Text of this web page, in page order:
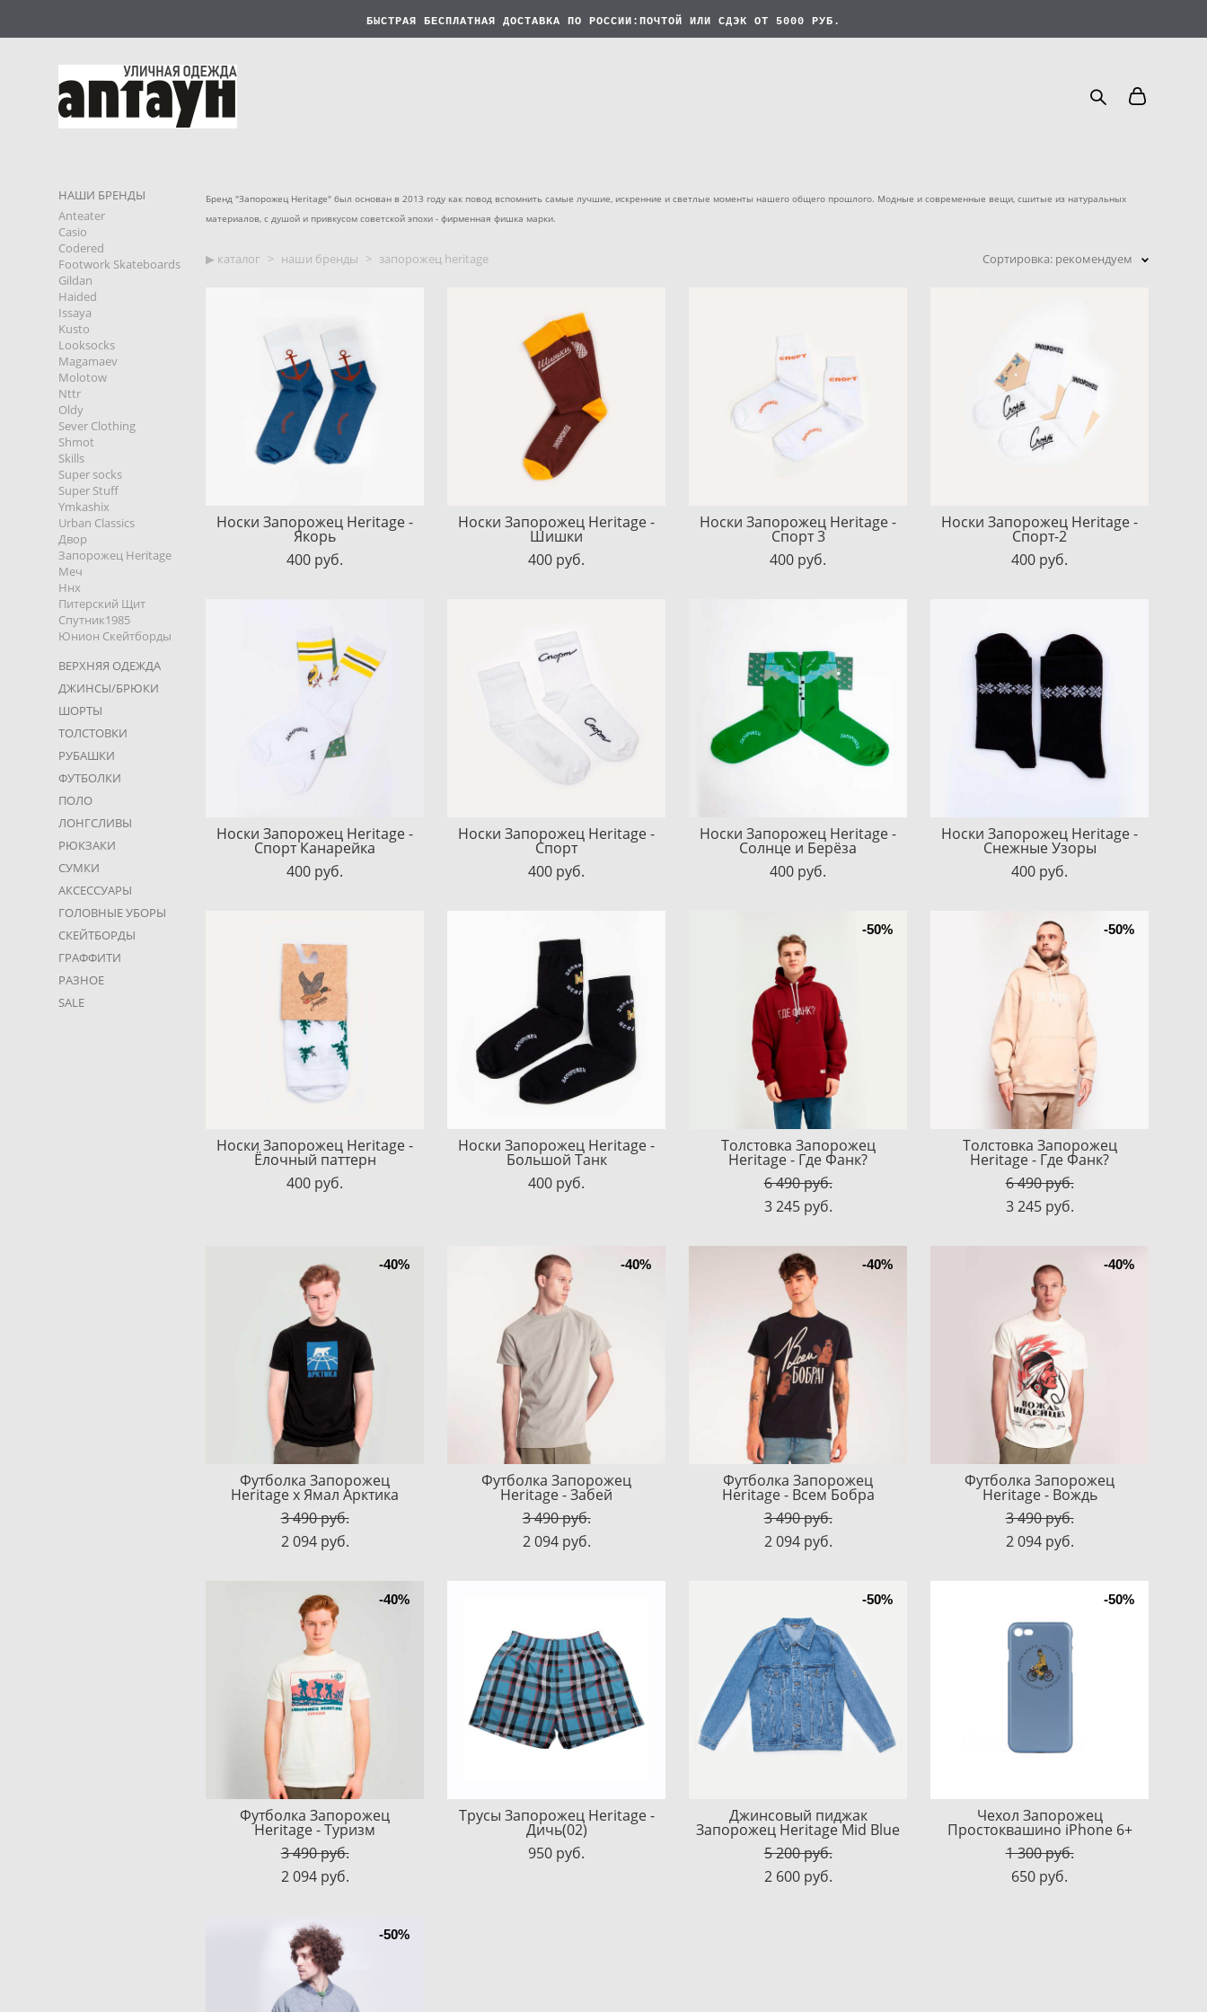
БЫСТРАЯ БЕСПЛАТНАЯ ДОСТАВКА ПО РОССИИ:ПОЧТОЙ ИЛИ СДЭК ОТ 5000 РУБ.
НАШИ БРЕНДЫ
Anteater
Casio
Codered
Footwork Skateboards
Gildan
Haided
Issaya
Kusto
Looksocks
Magamaev
Molotow
Nttr
Oldy
Sever Clothing
Shmot
Skills
Super socks
Super Stuff
Ymkashix
Urban Classics
Двор
Запорожец Heritage
Меч
Ннх
Питерский Щит
Спутник1985
Юнион Скейтборды
ВЕРХНЯЯ ОДЕЖДА
ДЖИНСЫ/БРЮКИ
ШОРТЫ
ТОЛСТОВКИ
РУБАШКИ
ФУТБОЛКИ
ПОЛО
ЛОНГСЛИВЫ
РЮКЗАКИ
СУМКИ
АКСЕССУАРЫ
ГОЛОВНЫЕ УБОРЫ
СКЕЙТБОРДЫ
ГРАФФИТИ
РАЗНОЕ
SALE
Бренд "Запорожец Heritage" был основан в 2013 году как повод вспомнить самые лучшие, искренние и светлые моменты нашего общего прошлого. Модные и современные вещи, сшитые из натуральных
материалов, с душой и привкусом советской эпохи - фирменная фишка марки.
▶︎ каталог > наши бренды > запорожец heritage Сортировка: рекомендуем
Носки Запорожец Heritage -
Якорь
400 pуб.
Носки Запорожец Heritage -
Шишки
400 pуб.
Носки Запорожец Heritage -
Спорт 3
400 pуб.
Носки Запорожец Heritage -
Спорт-2
400 pуб.
Носки Запорожец Heritage -
Спорт Канарейка
400 pуб.
Носки Запорожец Heritage -
Спорт
400 pуб.
Носки Запорожец Heritage -
Солнце и Берёза
400 pуб.
Носки Запорожец Heritage -
Снежные Узоры
400 pуб.
Носки Запорожец Heritage -
Ёлочный паттерн
400 pуб.
Носки Запорожец Heritage -
Большой Танк
400 pуб.
-50%
Толстовка Запорожец
Heritage - Где Фанк?
6 490 pуб.
3 245 pуб.
-50%
Толстовка Запорожец
Heritage - Где Фанк?
6 490 pуб.
3 245 pуб.
-40%
Футболка Запорожец
Heritage х Ямал Арктика
3 490 pуб.
2 094 pуб.
-40%
Футболка Запорожец
Heritage - Забей
3 490 pуб.
2 094 pуб.
-40%
Футболка Запорожец
Heritage - Всем Бобра
3 490 pуб.
2 094 pуб.
-40%
Футболка Запорожец
Heritage - Вождь
3 490 pуб.
2 094 pуб.
-40%
Футболка Запорожец
Heritage - Туризм
3 490 pуб.
2 094 pуб.
Трусы Запорожец Heritage -
Дичь(02)
950 pуб.
-50%
Джинсовый пиджак
Запорожец Heritage Mid Blue
5 200 pуб.
2 600 pуб.
-50%
Чехол Запорожец
Простоквашино iPhone 6+
1 300 pуб.
650 pуб.
-50%